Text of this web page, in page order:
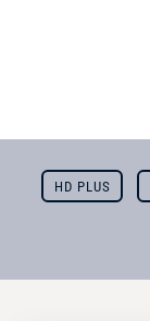
HD PLUS